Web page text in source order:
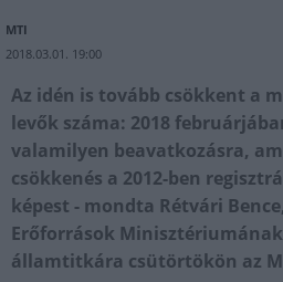
MTI
2018.03.01. 19:00
Az idén is tovább csökkent a
levők száma: 2018
valamilyen beavatkozásra,
csökkenés a 2012-ben
képest - mondta Rétvári
Erőforrások
államtitkára csütörtökön az